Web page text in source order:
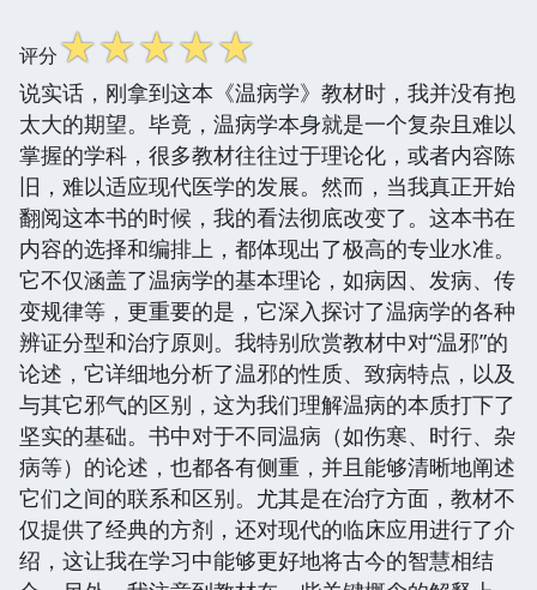
评分☆☆☆☆☆
说实话，刚拿到这本《温病学》教材时，我并没有抱
太大的期望。毕竟，温病学本身就是一个复杂且难以
掌握的学科，很多教材往往过于理论化，或者内容陈
旧，难以适应现代医学的发展。然而，当我真正开始
翻阅这本书的时候，我的看法彻底改变了。这本书在
内容的选择和编排上，都体现出了极高的专业水准。
它不仅涵盖了温病学的基本理论，如病因、发病、传
变规律等，更重要的是，它深入探讨了温病学的各种
辨证分型和治疗原则。我特别欣赏教材中对“温邪”的
论述，它详细地分析了温邪的性质、致病特点，以及
与其它邪气的区别，这为我们理解温病的本质打下了
坚实的基础。书中对于不同温病（如伤寒、时行、杂
病等）的论述，也都各有侧重，并且能够清晰地阐述
它们之间的联系和区别。尤其是在治疗方面，教材不
仅提供了经典的方剂，还对现代的临床应用进行了介
绍，这让我在学习中能够更好地将古今的智慧相结